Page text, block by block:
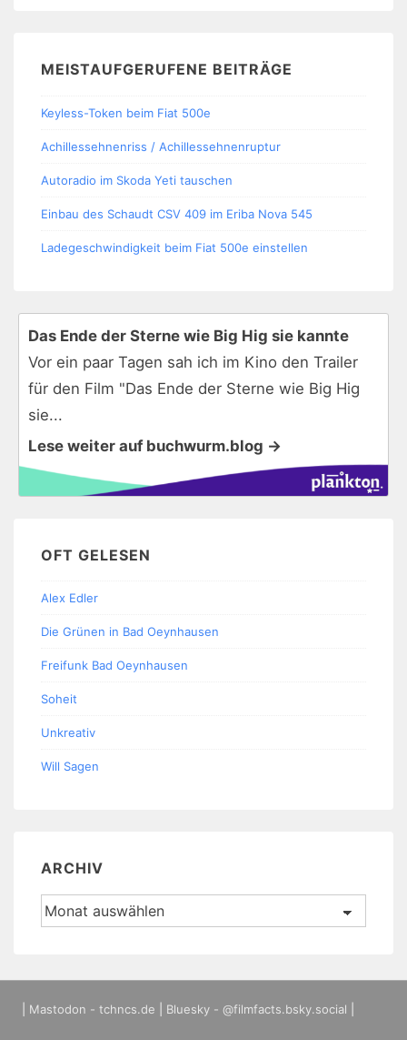
MEISTAUFGERUFENE BEITRÄGE
Keyless-Token beim Fiat 500e
Achillessehnenriss / Achillessehnenruptur
Autoradio im Skoda Yeti tauschen
Einbau des Schaudt CSV 409 im Eriba Nova 545
Ladegeschwindigkeit beim Fiat 500e einstellen
Das Ende der Sterne wie Big Hig sie kannte
Vor ein paar Tagen sah ich im Kino den Trailer
für den Film "Das Ende der Sterne wie Big Hig
sie...
Lese weiter auf buchwurm.blog →
OFT GELESEN
Alex Edler
Die Grünen in Bad Oeynhausen
Freifunk Bad Oeynhausen
Soheit
Unkreativ
Will Sagen
ARCHIV
Archiv
Mastodon - tchncs.de Bluesky - @filmfacts.bsky.social